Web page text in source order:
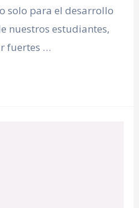
solo para el desarrollo
nuestros estudiantes,
fuertes …